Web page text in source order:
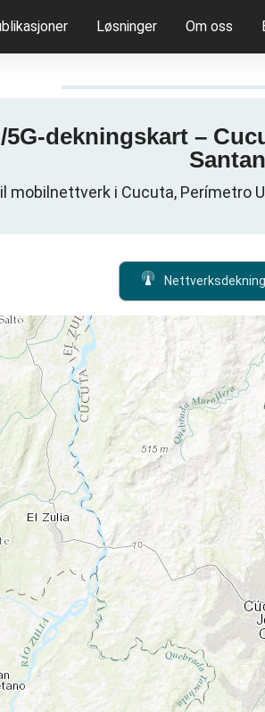
Løsninger Om oss
dekningskart –
mobilnettverk i Cucuta, Perímetro
Nettverksdekning